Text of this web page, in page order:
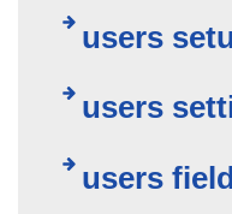
users
users
users